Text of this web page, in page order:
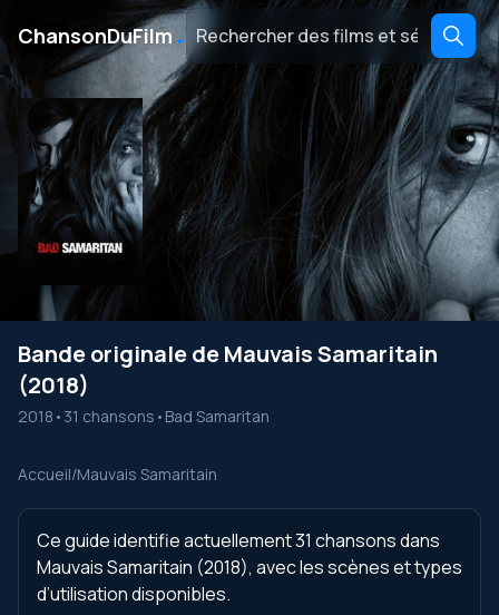
ChansonDuFilm․
Bande originale de Mauvais Samaritain
(2018)
2018 • 31 chansons • Bad Samaritan
Accueil/Mauvais Samaritain
Ce guide identifie actuellement 31 chansons dans
Mauvais Samaritain (2018), avec les scènes et types
d’utilisation disponibles.